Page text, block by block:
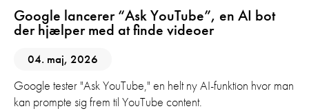
Google lancerer “Ask YouTube”, en AI bot
der hjælper med at finde videoer
04. maj, 2026
Google tester "Ask YouTube," en helt ny AI-funktion hvor man
kan prompte sig frem til YouTube content.